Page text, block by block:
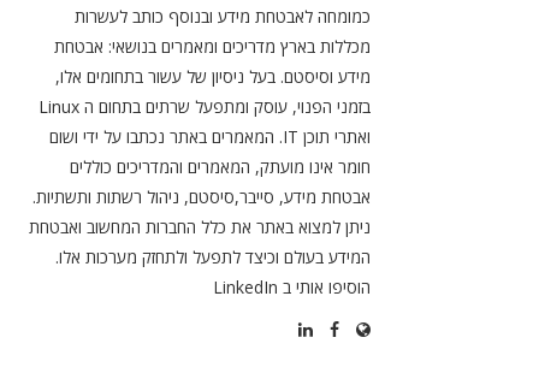
כמומחה לאבטחת מידע ובנוסף כותב לעשרות
מכללות בארץ מדריכים ומאמרים בנושאי: אבטחת
מידע וסיסטם. בעל ניסיון של עשור בתחומים אלו,
בזמני הפנוי, עוסק ומתפעל שרתים בתחום ה Linux
ואתרי תוכן IT. המאמרים באתר נכתבו על ידי ושום
חומר אינו מועתק, המאמרים והמדריכים כוללים
אבטחת מידע, סייבר,סיסטם, ניהול רשתות ותשתיות.
ניתן למצוא באתר את כלל החברות המחשוב ואבטחת
המידע בעולם וכיצד לתפעל ולתחזק מערכות אלו.
הוסיפו אותי ב LinkedIn